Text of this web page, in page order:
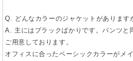
Q. どんなカラーのジャケットがあります
A. 主にはブラックばかりです。パンツと
ご用意しております。
オフィスに合ったベーシックカラーがメ